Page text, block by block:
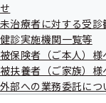
せ
未治療者に対する受
健診実施機関一覧等
被保険者（ご本人）様
被扶養者（ご家族）様
外部への業務委託につ
個人情報保護